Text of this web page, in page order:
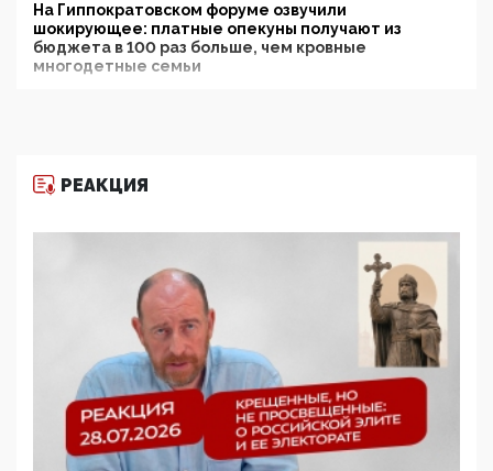
На Гиппократовском форуме озвучили
шокирующее: платные опекуны получают из
бюджета в 100 раз больше, чем кровные
многодетные семьи
11:53, 09 Июня 2026
деятельность ИИТО ЮНЕСКО в России, но
цифроглобалисты продолжают определять
повестку в образовании
09:43, 01 Июня 2026
5G за счет здоровья граждан: Минцифры намерено
отобрать у регионов и муниципалитетов право
защищать жилые дома и социальные объекты от
05:58, 26 Мая 2026
Роскомнадзор освободили от борца с
деструктивным и опасным контентом
РЕАКЦИЯ